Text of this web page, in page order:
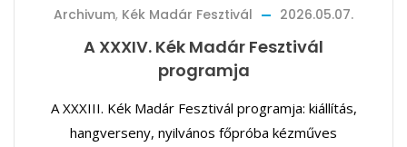
Archivum, Kék Madár Fesztivál 2026.05.07.
A XXXIV. Kék Madár Fesztivál
programja
A XXXIII. Kék Madár Fesztivál programja: kiállítás,
hangverseny, nyilvános főpróba kézműves